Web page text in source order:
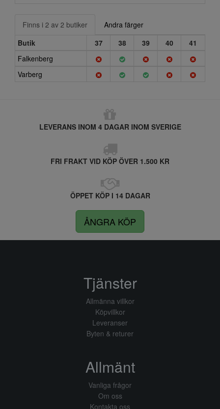
Finns i 2 av 2 butiker
Andra färger
Butik
37 38 39 40
41
Falkenberg
Varberg
LEVERANS INOM 4 DAGAR INOM SVERIGE
FRI FRAKT VID KÖP ÖVER 1.500 KR
ÖPPET KÖP I 14 DAGAR
ÅNGRA KÖP
Tjänster
Allmänna villkor
Köpvillkor
Leveranser
Byten & returer
Allmänt
Vanliga frågor
Om oss
Kontakta oss